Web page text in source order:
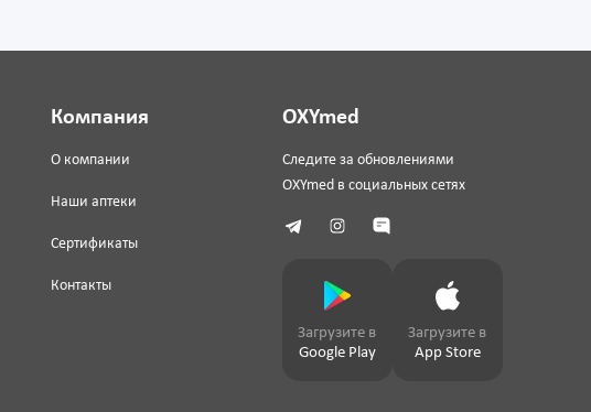
Компания
О компании
Наши аптеки
Сертификаты
Контакты
OXYmed
Следите за обновлениями
OXYmed в социальных сетях
Загрузите в
Google Play
Загрузите в
App Store